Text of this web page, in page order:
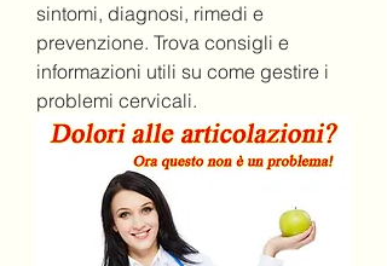
sintomi, diagnosi, rimedi e
prevenzione. Trova consigli e
informazioni utili su come gestire i
problemi cervicali.